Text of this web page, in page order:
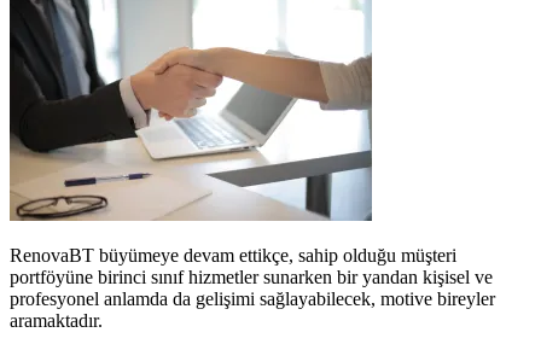
RenovaBT büyümeye devam ettikçe, sahip olduğu müşteri
portföyüne birinci sınıf hizmetler sunarken bir yandan kişisel ve
profesyonel anlamda da gelişimi sağlayabilecek, motive bireyler
aramaktadır.